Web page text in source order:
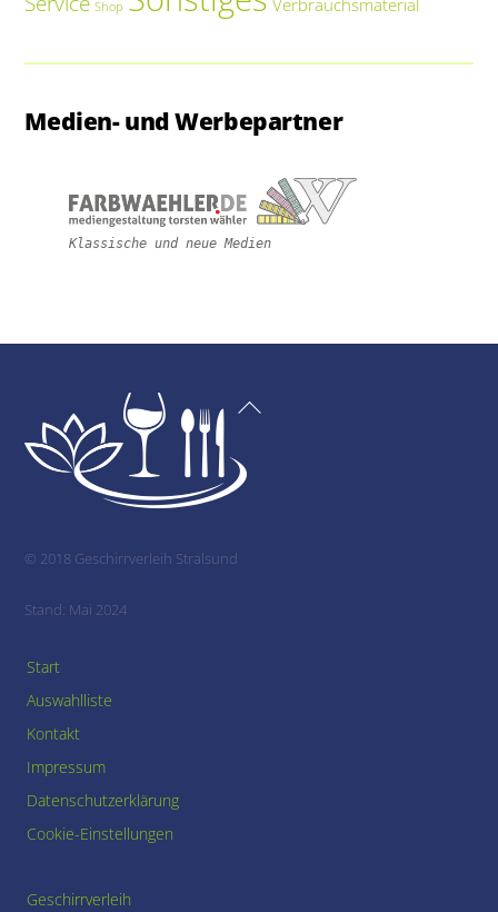
Shop Verbrauchsmaterial
Medien- und Werbepartner
Klassische und neue Medien
Back
© 2018 Geschirrverleih Stralsund
Stand: Mai 2024
Start
Auswahlliste
Kontakt
Impressum
Datenschutzerklärung
Cookie-Einstellungen
Geschirrverleih